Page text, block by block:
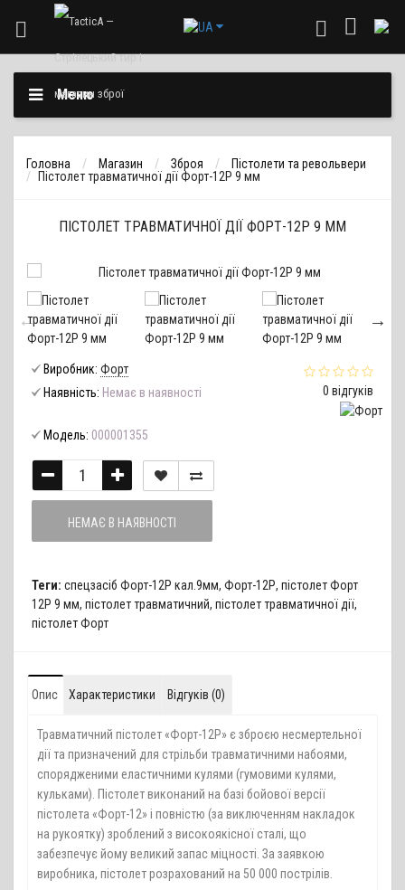
Меню
Головна Магазин Зброя
Пістолети та револьвери
Пістолет травматичної дії Форт-12Р 9 мм
ПІСТОЛЕТ ТРАВМАТИЧНОЇ ДІЇ ФОРТ-12Р 9 ММ
0 відгуків
Виробник: Форт
Наявність: Немає в наявності
Модель: 000001355
НЕМАЄ В НАЯВНОСТІ
Теги: спецзасіб Форт-12Р кал.9мм, Форт-12Р, пістолет Форт
12Р 9 мм, пістолет травматичний, пістолет травматичної дії,
пістолет Форт
Опис Характеристики Відгуків (0)
Травматичний пістолет «Форт-12Р» є зброєю несмертельної
дії та призначений для стрільби травматичними набоями,
спорядженими еластичними кулями (гумовими кулями,
кульками). Пістолет виконаний на базі бойової версії
пістолета «Форт-12» і повністю (за виключенням накладок
на рукоятку) зроблений з високоякісної сталі, що
забезпечує йому великий запас міцності. За заявкою
виробника, пістолет розрахований на 50 000 пострілів.